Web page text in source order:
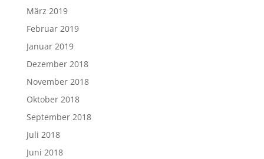
März 2019
Februar 2019
Januar 2019
Dezember 2018
November 2018
Oktober 2018
September 2018
Juli 2018
Juni 2018